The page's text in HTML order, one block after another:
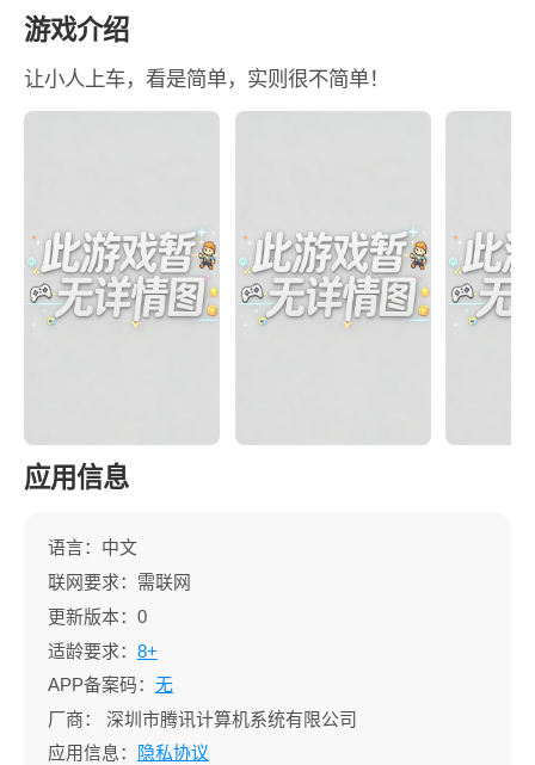
游戏介绍
让小人上车，看是简单，实则很不简单！
应用信息
语言：中文
联网要求：需联网
更新版本：0
适龄要求： 8+
APP备案码： 无
厂商：
深圳市腾讯计算机系统有限公司
应用信息：
隐私协议